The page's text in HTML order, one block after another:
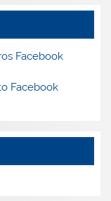
Facebook
Facebook